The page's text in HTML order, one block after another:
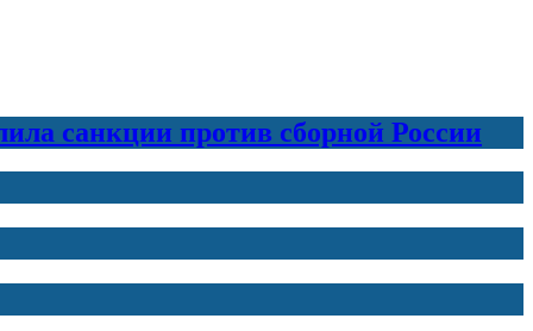
санкции против сборной России